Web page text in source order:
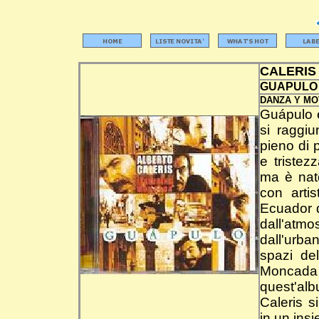
GUAPULO
DANZA Y
Guápulo
si
pieno di
e
ma è
con
Ecuador
spazi
Caleris